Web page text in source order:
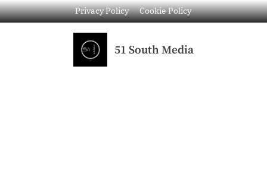
Privacy Policy Cookie Policy
51 South Media